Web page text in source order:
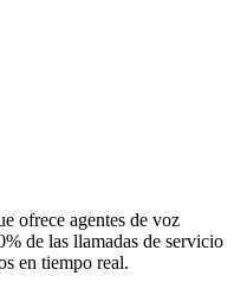
ofrece agentes de voz
de las llamadas de servicio
en tiempo real.